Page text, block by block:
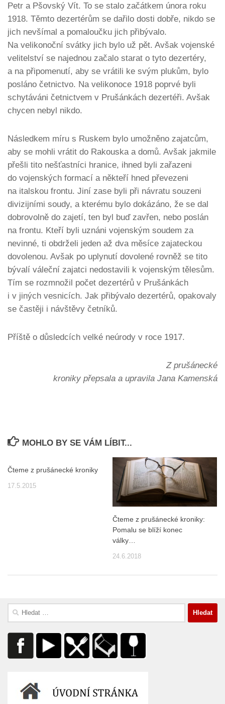
Petr a Pšovský Vít. To se stalo začátkem února roku
1918. Těmto dezertérům se dařilo dosti dobře, nikdo se
jich nevšímal a pomaloučku jich přibývalo.
Na velikonoční svátky jich bylo už pět. Avšak vojenské
velitelství se najednou začalo starat o tyto dezertéry,
a na připomenutí, aby se vrátili ke svým plukům, bylo
posláno četnictvo. Na velikonoce 1918 poprvé byli
schytáváni četnictvem v Prušánkách dezertéři. Avšak
chycen nebyl nikdo.
Následkem míru s Ruskem bylo umožněno zajatcům,
aby se mohli vrátit do Rakouska a domů. Avšak jakmile
přešli tito nešťastníci hranice, ihned byli zařazeni
do vojenských formací a někteří hned převezeni
na italskou frontu. Jiní zase byli při návratu souzeni
divizijními soudy, a kterému bylo dokázáno, že se dal
dobrovolně do zajetí, ten byl buď zavřen, nebo poslán
na frontu. Kteří byli uznáni vojenským soudem za
nevinné, ti obdrželi jeden až dva měsíce zajateckou
dovolenou. Avšak po uplynutí dovolené rovněž se tito
bývalí váleční zajatci nedostavili k vojenským tělesům.
Tím se rozmnožil počet dezertérů v Prušánkách
i v jiných vesnicích. Jak přibývalo dezertérů, opakovaly
se častěji i návštěvy četníků.
Příště o důsledcích velké neúrody v roce 1917.
Z prušánecké
kroniky přepsala a upravila Jana Kamenská
MOHLO BY SE VÁM LÍBIT...
Čteme z prušánecké kroniky
17.5.2015
Čteme z prušánecké kroniky:
Pomalu se blíží konec
války…
24.6.2018
Vyhledávání